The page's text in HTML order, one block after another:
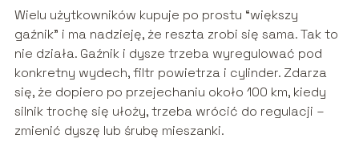
Wielu użytkowników kupuje po prostu “większy
gaźnik” i ma nadzieję, że reszta zrobi się sama. Tak to
nie działa. Gaźnik i dysze trzeba wyregulować pod
konkretny wydech, filtr powietrza i cylinder. Zdarza
się, że dopiero po przejechaniu około 100 km, kiedy
silnik trochę się ułoży, trzeba wrócić do regulacji –
zmienić dyszę lub śrubę mieszanki.